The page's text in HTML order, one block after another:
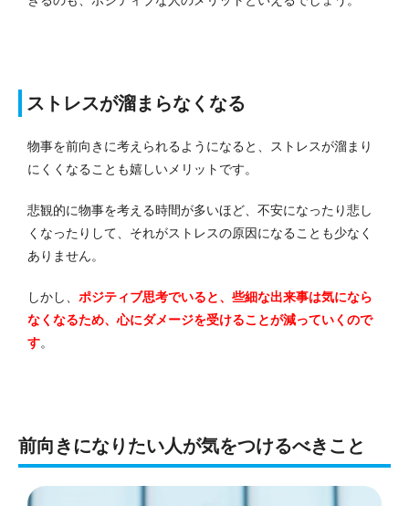
ストレスが溜まらなくなる
物事を前向きに考えられるようになると、ストレスが溜まり
にくくなることも嬉しいメリットです。
悲観的に物事を考える時間が多いほど、不安になったり悲し
くなったりして、それがストレスの原因になることも少なく
ありません。
しかし、 ポジティブ思考でいると、些細な出来事は気になら
なくなるため、心にダメージを受けることが減っていくので
す。
前向きになりたい人が気をつけるべきこと